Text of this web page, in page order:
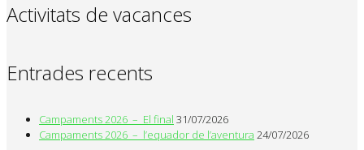
Activitats de vacances
Entrades recents
Campaments 2026 – El final 31/07/2026
Campaments 2026 – l’equador de l’aventura 24/07/2026